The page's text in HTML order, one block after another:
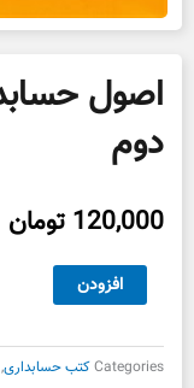
دوم
120,000 تومان
حسابداری3
دست
افزودن
Categoriesکتب حسابداری,